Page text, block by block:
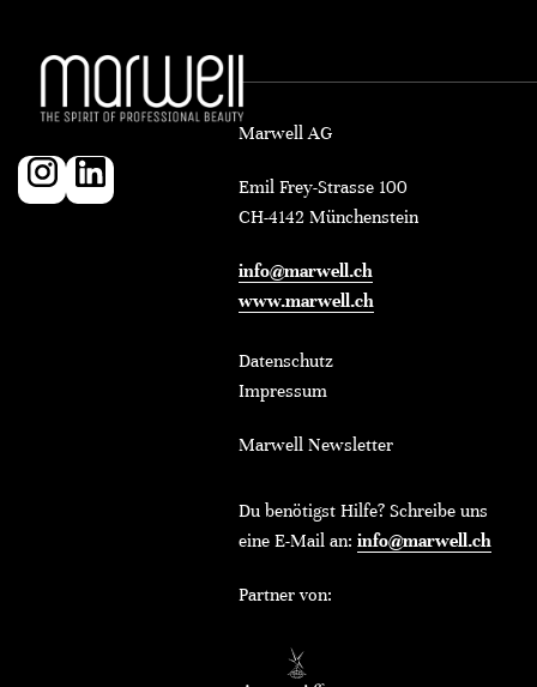
Marwell AG
Emil Frey-Strasse 100
CH-4142 Münchenstein
info@marwell.ch
www.marwell.ch
Datenschutz
Impressum
Marwell Newsletter
Du benötigst Hilfe? Schreibe uns
eine E-Mail an: info@marwell.ch
Partner von: